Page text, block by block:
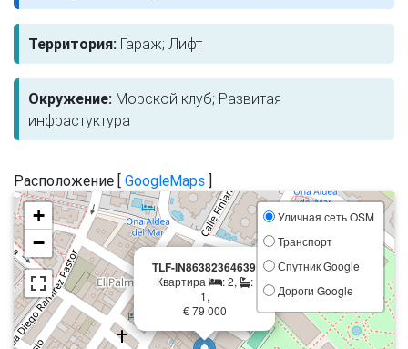
Территория: Гараж; Лифт
Окружение: Морской клуб; Развитая
инфрастуктура
Расположение [ GoogleMaps ]
TLF-IN86382364639
Квартира : 2,
:
1,
€ 79 000
×
+
−
Уличная сеть OSM
Транспорт
Спутник Google
Дороги Google